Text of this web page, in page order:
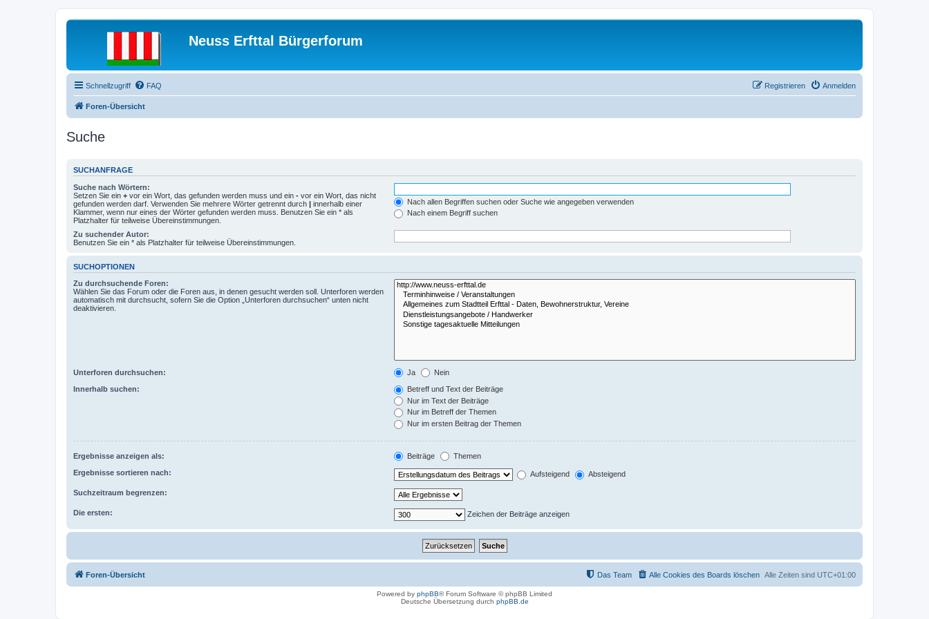
Neuss Erfttal Bürgerforum
Schnellzugriff FAQ Anmelden
Registrieren
Foren-Übersicht
Suche
SUCHANFRAGE
Suche nach Wörtern:
Setzen Sie ein + vor ein Wort, das gefunden werden muss und ein - vor ein Wort, das nicht
gefunden werden darf. Verwenden Sie mehrere Wörter getrennt durch | innerhalb einer
Klammer, wenn nur eines der Wörter gefunden werden muss. Benutzen Sie ein * als
Platzhalter für teilweise Übereinstimmungen.
Nach allen Begriffen suchen oder Suche wie angegeben verwenden
Nach einem Begriff suchen
Zu suchender Autor:
Benutzen Sie ein * als Platzhalter für teilweise Übereinstimmungen.
SUCHOPTIONEN
Zu durchsuchende Foren:
Wählen Sie das Forum oder die Foren aus, in denen gesucht werden soll. Unterforen werden
automatisch mit durchsucht, sofern Sie die Option „Unterforen durchsuchen“ unten nicht
deaktivieren.
Unterforen durchsuchen: Ja Nein
Innerhalb suchen:
Betreff und Text der Beiträge
Nur im Text der Beiträge
Nur im Betreff der Themen
Nur im ersten Beitrag der Themen
Ergebnisse anzeigen als: Beiträge Themen
Ergebnisse sortieren nach: Aufsteigend Absteigend
Suchzeitraum begrenzen:
Die ersten: Zeichen der Beiträge anzeigen
Foren-Übersicht Alle Zeiten sind UTC+01:00
Alle Cookies des Boards löschen
Das Team
Powered by phpBB® Forum Software © phpBB Limited
Deutsche Übersetzung durch phpBB.de